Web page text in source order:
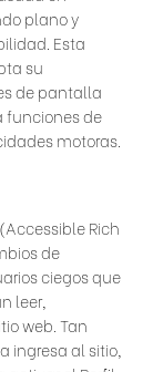
plano y
Esta
su
de pantalla
funciones de
motoras.
Rich
de
ciegos que
leer,
web. Tan
ingresa al sitio,